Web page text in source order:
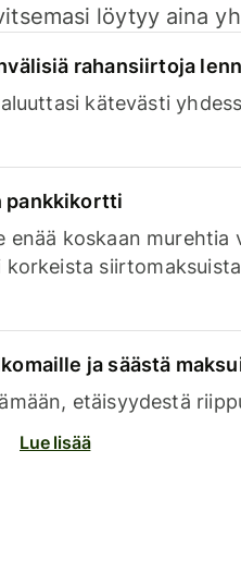
löytyy aina
rahansiirtoja
kätevästi
pankkikortti
enää koskaan murehtia
ja säästä
etäisyydestä
Lue lisää